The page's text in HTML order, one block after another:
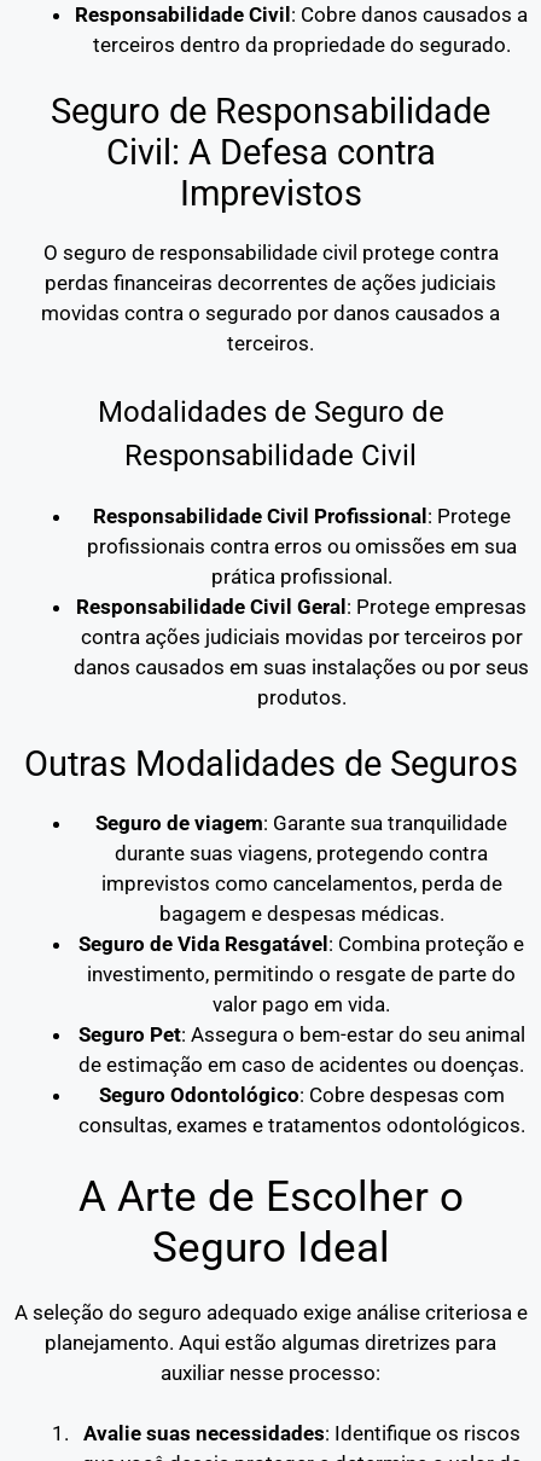
Responsabilidade Civil: Cobre danos causados a
terceiros dentro da propriedade do segurado.
Seguro de Responsabilidade
Civil: A Defesa contra
Imprevistos
O seguro de responsabilidade civil protege contra
perdas financeiras decorrentes de ações judiciais
movidas contra o segurado por danos causados a
terceiros.
Modalidades de Seguro de
Responsabilidade Civil
Responsabilidade Civil Profissional: Protege
profissionais contra erros ou omissões em sua
prática profissional.
Responsabilidade Civil Geral: Protege empresas
contra ações judiciais movidas por terceiros por
danos causados em suas instalações ou por seus
produtos.
Outras Modalidades de Seguros
Seguro de viagem: Garante sua tranquilidade
durante suas viagens, protegendo contra
imprevistos como cancelamentos, perda de
bagagem e despesas médicas.
Seguro de Vida Resgatável : Combina proteção e
investimento, permitindo o resgate de parte do
valor pago em vida.
Seguro Pet: Assegura o bem-estar do seu animal
de estimação em caso de acidentes ou doenças.
Seguro Odontológico: Cobre despesas com
consultas, exames e tratamentos odontológicos.
A Arte de Escolher o
Seguro Ideal
A seleção do seguro adequado exige análise criteriosa e
planejamento. Aqui estão algumas diretrizes para
auxiliar nesse processo:
Avalie suas necessidades: Identifique os riscos